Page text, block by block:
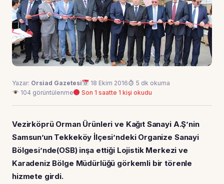
Yazar: Orsiad Gazetesi 18 Ekim 2016
5 dk okuma
104 görüntülenme
Son 1 saatte 1 kişi okudu
Vezirköprü Orman Ürünleri ve Kağıt Sanayi A.Ş’nin
Samsun’un Tekkeköy İlçesi’ndeki Organize Sanayi
Bölgesi’nde(OSB) inşa ettiği Lojistik Merkezi ve
Karadeniz Bölge Müdürlüğü görkemli bir törenle
hizmete girdi.